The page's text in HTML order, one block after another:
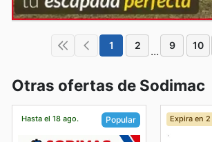
1 2 ... 9 10
Otras ofertas de Sodimac
Hasta el 18 ago. Popular Expira en